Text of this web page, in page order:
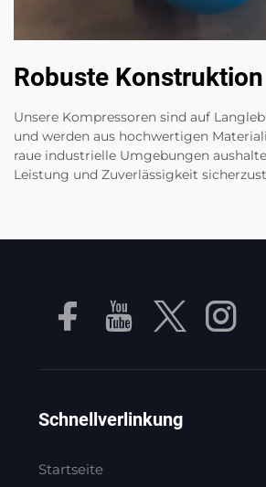
Robuste Konstruktion
Unsere Kompressoren sind auf
und werden aus hochwertigen
raue industrielle Umgebungen
Leistung und Zuverlässigkeit
Schnellverlinkung
Startseite